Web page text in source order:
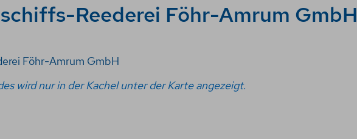
Reederei Föhr-Amrum GmbH
Föhr-Amrum GmbH
wird nur in der Kachel unter der Karte angezeigt.